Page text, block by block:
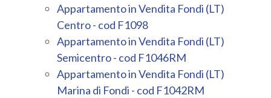
Appartamento in Vendita Fondi (LT)
Centro - cod F1098
Appartamento in Vendita Fondi (LT)
Semicentro - cod F1046RM
Appartamento in Vendita Fondi (LT)
Marina di Fondi - cod F1042RM